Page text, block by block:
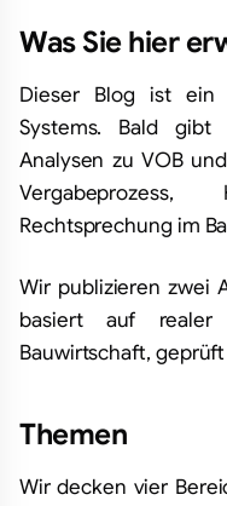
Was Sie hier
Dieser Blog ist ein
Systems. Bald
Analysen zu VOB
Rechtsprechung im
Wir publizieren zwei
basiert auf realer
Bauwirtschaft,
Themen
Wir decken vier